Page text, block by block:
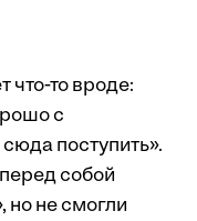
что-то вроде:
с
поступить».
собой
но не смогли